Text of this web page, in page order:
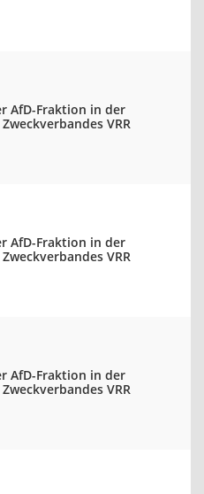
AfD-Fraktion in der
VRR
AfD-Fraktion in der
VRR
AfD-Fraktion in der
VRR